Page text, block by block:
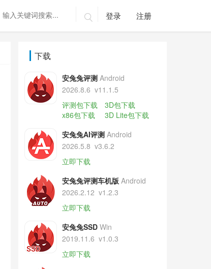
 登录 注册
下载
安兔兔评测 Android
2026.8.6 v11.1.5
评测包下载
3D包下载
x86包下载
3D Lite包下载
安兔兔AI评测 Android
2026.5.8 v3.6.2
立即下载
安兔兔评测车机版 Android
2026.2.12 v1.2.3
立即下载
安兔兔SSD Win
2019.11.6 v1.0.3
立即下载